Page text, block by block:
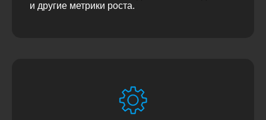
и другие метрики роста.